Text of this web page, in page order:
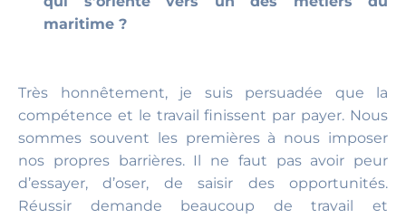
maritime ?
Très honnêtement, je suis persuadée que la
compétence et le travail finissent par payer. Nous
sommes souvent les premières à nous imposer
nos propres barrières. Il ne faut pas avoir peur
d’essayer, d’oser, de saisir des opportunités.
Réussir demande beaucoup de travail et